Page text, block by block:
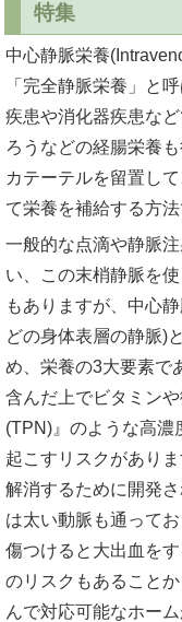
特集
中心静脈栄養
「完全静脈栄養」と
疾患や消化器疾患な
ろうなどの経腸栄養
カテーテルを留置し
て栄養を補給する方法
一般的な点滴や静脈
い、この末梢静脈を
もありますが、中心
どの身体表層の静脈)
め、栄養の3大要素で
含んだ上でビタミン
(TPN)』のような高濃
起こすリスクがあり
解消するために開発
は太い動脈も通って
傷つけると大出血を
のリスクもあること
んで対応可能なホーム